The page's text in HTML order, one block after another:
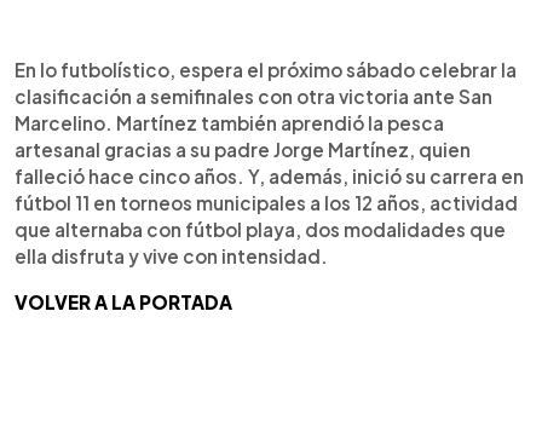
En lo futbolístico, espera el próximo sábado celebrar la
clasificación a semifinales con otra victoria ante San
Marcelino. Martínez también aprendió la pesca
artesanal gracias a su padre Jorge Martínez, quien
falleció hace cinco años. Y, además, inició su carrera en
fútbol 11 en torneos municipales a los 12 años, actividad
que alternaba con fútbol playa, dos modalidades que
ella disfruta y vive con intensidad.
VOLVER A LA PORTADA